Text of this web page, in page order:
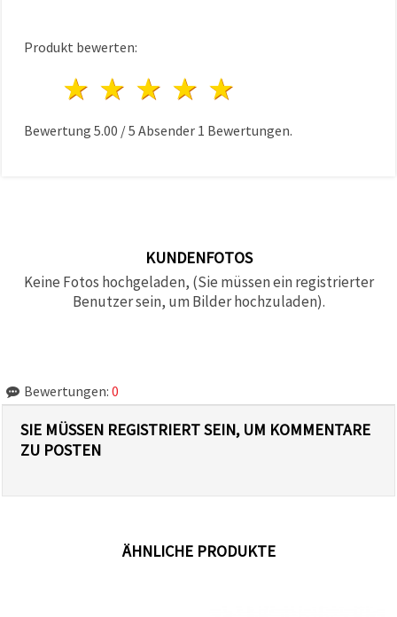
Produkt bewerten:
4 Sterne
3 Sterne
2 Sterne
1 Stern
Bewertung 5.00 /5 Absender 1 Bewertungen.
KUNDENFOTOS
Keine Fotos hochgeladen, (Sie müssen ein registrierter
Benutzer sein, um Bilder hochzuladen).
Bewertungen: 0
SIE MÜSSEN REGISTRIERT SEIN, UM KOMMENTARE
ZU POSTEN
ÄHNLICHE PRODUKTE